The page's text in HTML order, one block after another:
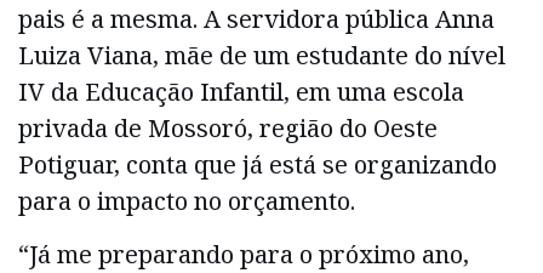
pais é a mesma. A servidora pública Anna
Luiza Viana, mãe de um estudante do nível
IV da Educação Infantil, em uma escola
privada de Mossoró, região do Oeste
Potiguar, conta que já está se organizando
para o impacto no orçamento.
“Já me preparando para o próximo ano,